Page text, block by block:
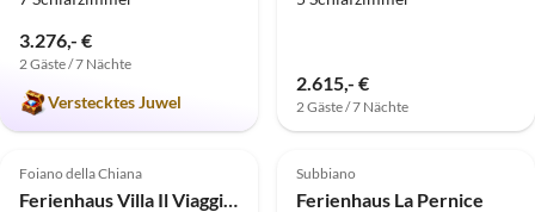
3.276,- €
2 Gäste / 7 Nächte
Verstecktes Juwel
2.615,- €
2 Gäste / 7 Nächte
5.0 (2)
Foiano della Chiana
5.0 (1)
Subbiano
Ferienhaus La Pernice